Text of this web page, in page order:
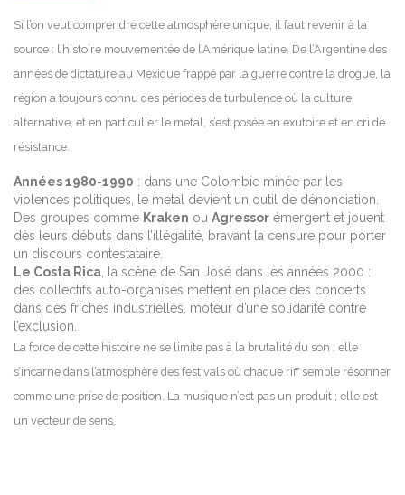
Si l’on veut comprendre cette atmosphère unique, il faut revenir à la
source : l’histoire mouvementée de l’Amérique latine. De l’Argentine des
années de dictature au Mexique frappé par la guerre contre la drogue, la
région a toujours connu des périodes de turbulence où la culture
alternative, et en particulier le metal, s’est posée en exutoire et en cri de
résistance.
Années 1980-1990 : dans une Colombie minée par les
violences politiques, le metal devient un outil de dénonciation.
Des groupes comme Kraken ou Agressor émergent et jouent
dès leurs débuts dans l’illégalité, bravant la censure pour porter
un discours contestataire.
Le Costa Rica , la scène de San José dans les années 2000 :
des collectifs auto-organisés mettent en place des concerts
dans des friches industrielles, moteur d’une solidarité contre
l’exclusion.
La force de cette histoire ne se limite pas à la brutalité du son : elle
s’incarne dans l’atmosphère des festivals où chaque riff semble résonner
comme une prise de position. La musique n’est pas un produit ; elle est
un vecteur de sens.